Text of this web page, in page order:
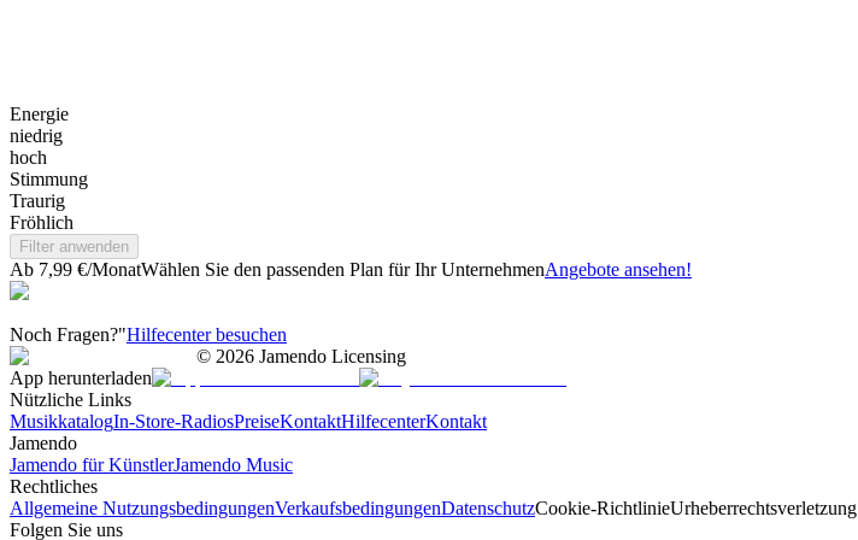
Energie
niedrig
hoch
Stimmung
Traurig
Fröhlich
Filter anwenden
Ab 7,99 €/MonatWählen Sie den passenden Plan für Ihr UnternehmenAngebote ansehen!
Noch Fragen?"Hilfecenter besuchen
© 2026 Jamendo Licensing
App herunterladen
Nützliche Links
MusikkatalogIn-Store-RadiosPreiseKontaktHilfecenterKontakt
Jamendo
Jamendo für KünstlerJamendo Music
Rechtliches
Allgemeine NutzungsbedingungenVerkaufsbedingungenDatenschutzCookie-RichtlinieUrheberrechtsverletzung
Folgen Sie uns